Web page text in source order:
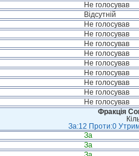
Не голосував
Відсутній
Не голосував
Не голосував
Не голосував
Не голосував
Не голосував
Не голосував
Не голосував
Не голосував
Не голосував
Фракція
За:12 Проти:0
За
За